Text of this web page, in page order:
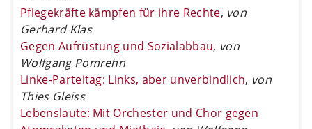
Pflegekräfte kämpfen für ihre Rechte, von
Gerhard Klas
Gegen Aufrüstung und Sozialabbau, von
Wolfgang Pomrehn
Linke-Parteitag: Links, aber unverbindlich, von
Thies Gleiss
Lebenslaute: Mit Orchester und Chor gegen